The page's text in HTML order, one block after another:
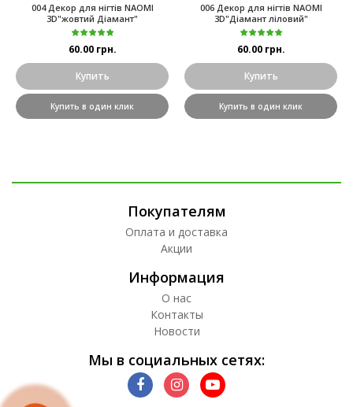
004 Декор для нігтів NAOMI
3D"жовтий Діамант"
60.00 грн.
Купить
Купить в один клик
006 Декор для нігтів NAOMI
3D"Діамант ліловий"
60.00 грн.
Купить
Купить в один клик
Покупателям
Оплата и доставка
Акции
Информация
О нас
Контакты
Новости
Мы в социальных сетях: